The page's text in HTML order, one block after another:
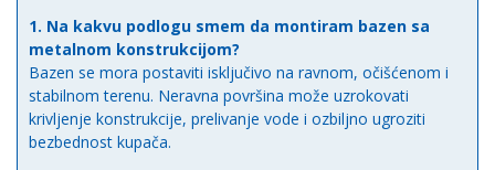
1. Na kakvu podlogu smem da montiram bazen sa
metalnom konstrukcijom?
Bazen se mora postaviti isključivo na ravnom, očišćenom i
stabilnom terenu. Neravna površina može uzrokovati
krivljenje konstrukcije, prelivanje vode i ozbiljno ugroziti
bezbednost kupača.